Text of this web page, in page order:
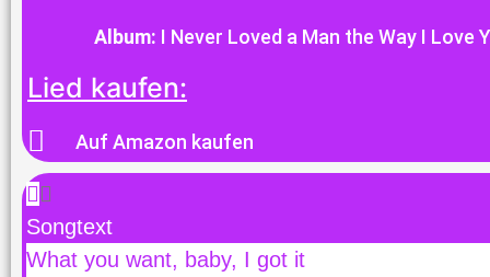
Album: I Never Loved a Man the Way I Love
Lied kaufen:
Auf Amazon kaufen
Songtext
What you want, baby, I got it